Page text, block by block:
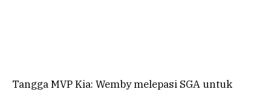
Tangga MVP Kia: Wemby melepasi SGA untuk